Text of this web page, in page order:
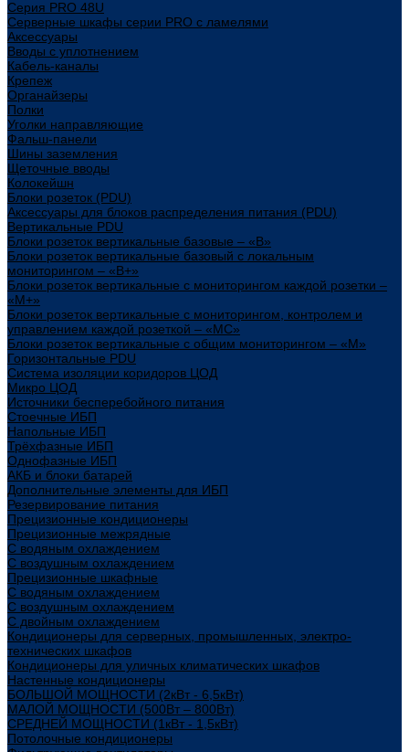
Серия PRO 48U
Серверные шкафы серии PRO с ламелями
Аксессуары
Вводы с уплотнением
Кабель-каналы
Крепеж
Органайзеры
Полки
Уголки направляющие
Фальш-панели
Шины заземления
Щеточные вводы
Колокейшн
Блоки розеток (PDU)
Аксессуары для блоков распределения питания (PDU)
Вертикальные PDU
Блоки розеток вертикальные базовые – «В»
Блоки розеток вертикальные базовый с локальным
мониторингом – «В+»
Блоки розеток вертикальные с мониторингом каждой розетки –
«М+»
Блоки розеток вертикальные с мониторингом, контролем и
управлением каждой розеткой – «МС»
Блоки розеток вертикальные с общим мониторингом – «М»
Горизонтальные PDU
Система изоляции коридоров ЦОД
Микро ЦОД
Источники бесперебойного питания
Стоечные ИБП
Напольные ИБП
Трёхфазные ИБП
Однофазные ИБП
АКБ и блоки батарей
Дополнительные элементы для ИБП
Резервирование питания
Прецизионные кондиционеры
Прецизионные межрядные
С водяным охлаждением
С воздушным охлаждением
Прецизионные шкафные
С водяным охлаждением
С воздушным охлаждением
С двойным охлаждением
Кондиционеры для серверных, промышленных, электро-
технических шкафов
Кондиционеры для уличных климатических шкафов
Настенные кондиционеры
БОЛЬШОЙ МОЩНОСТИ (2кВт - 6,5кВт)
МАЛОЙ МОЩНОСТИ (500Вт – 800Вт)
СРЕДНЕЙ МОЩНОСТИ (1кВт - 1,5кВт)
Потолочные кондиционеры